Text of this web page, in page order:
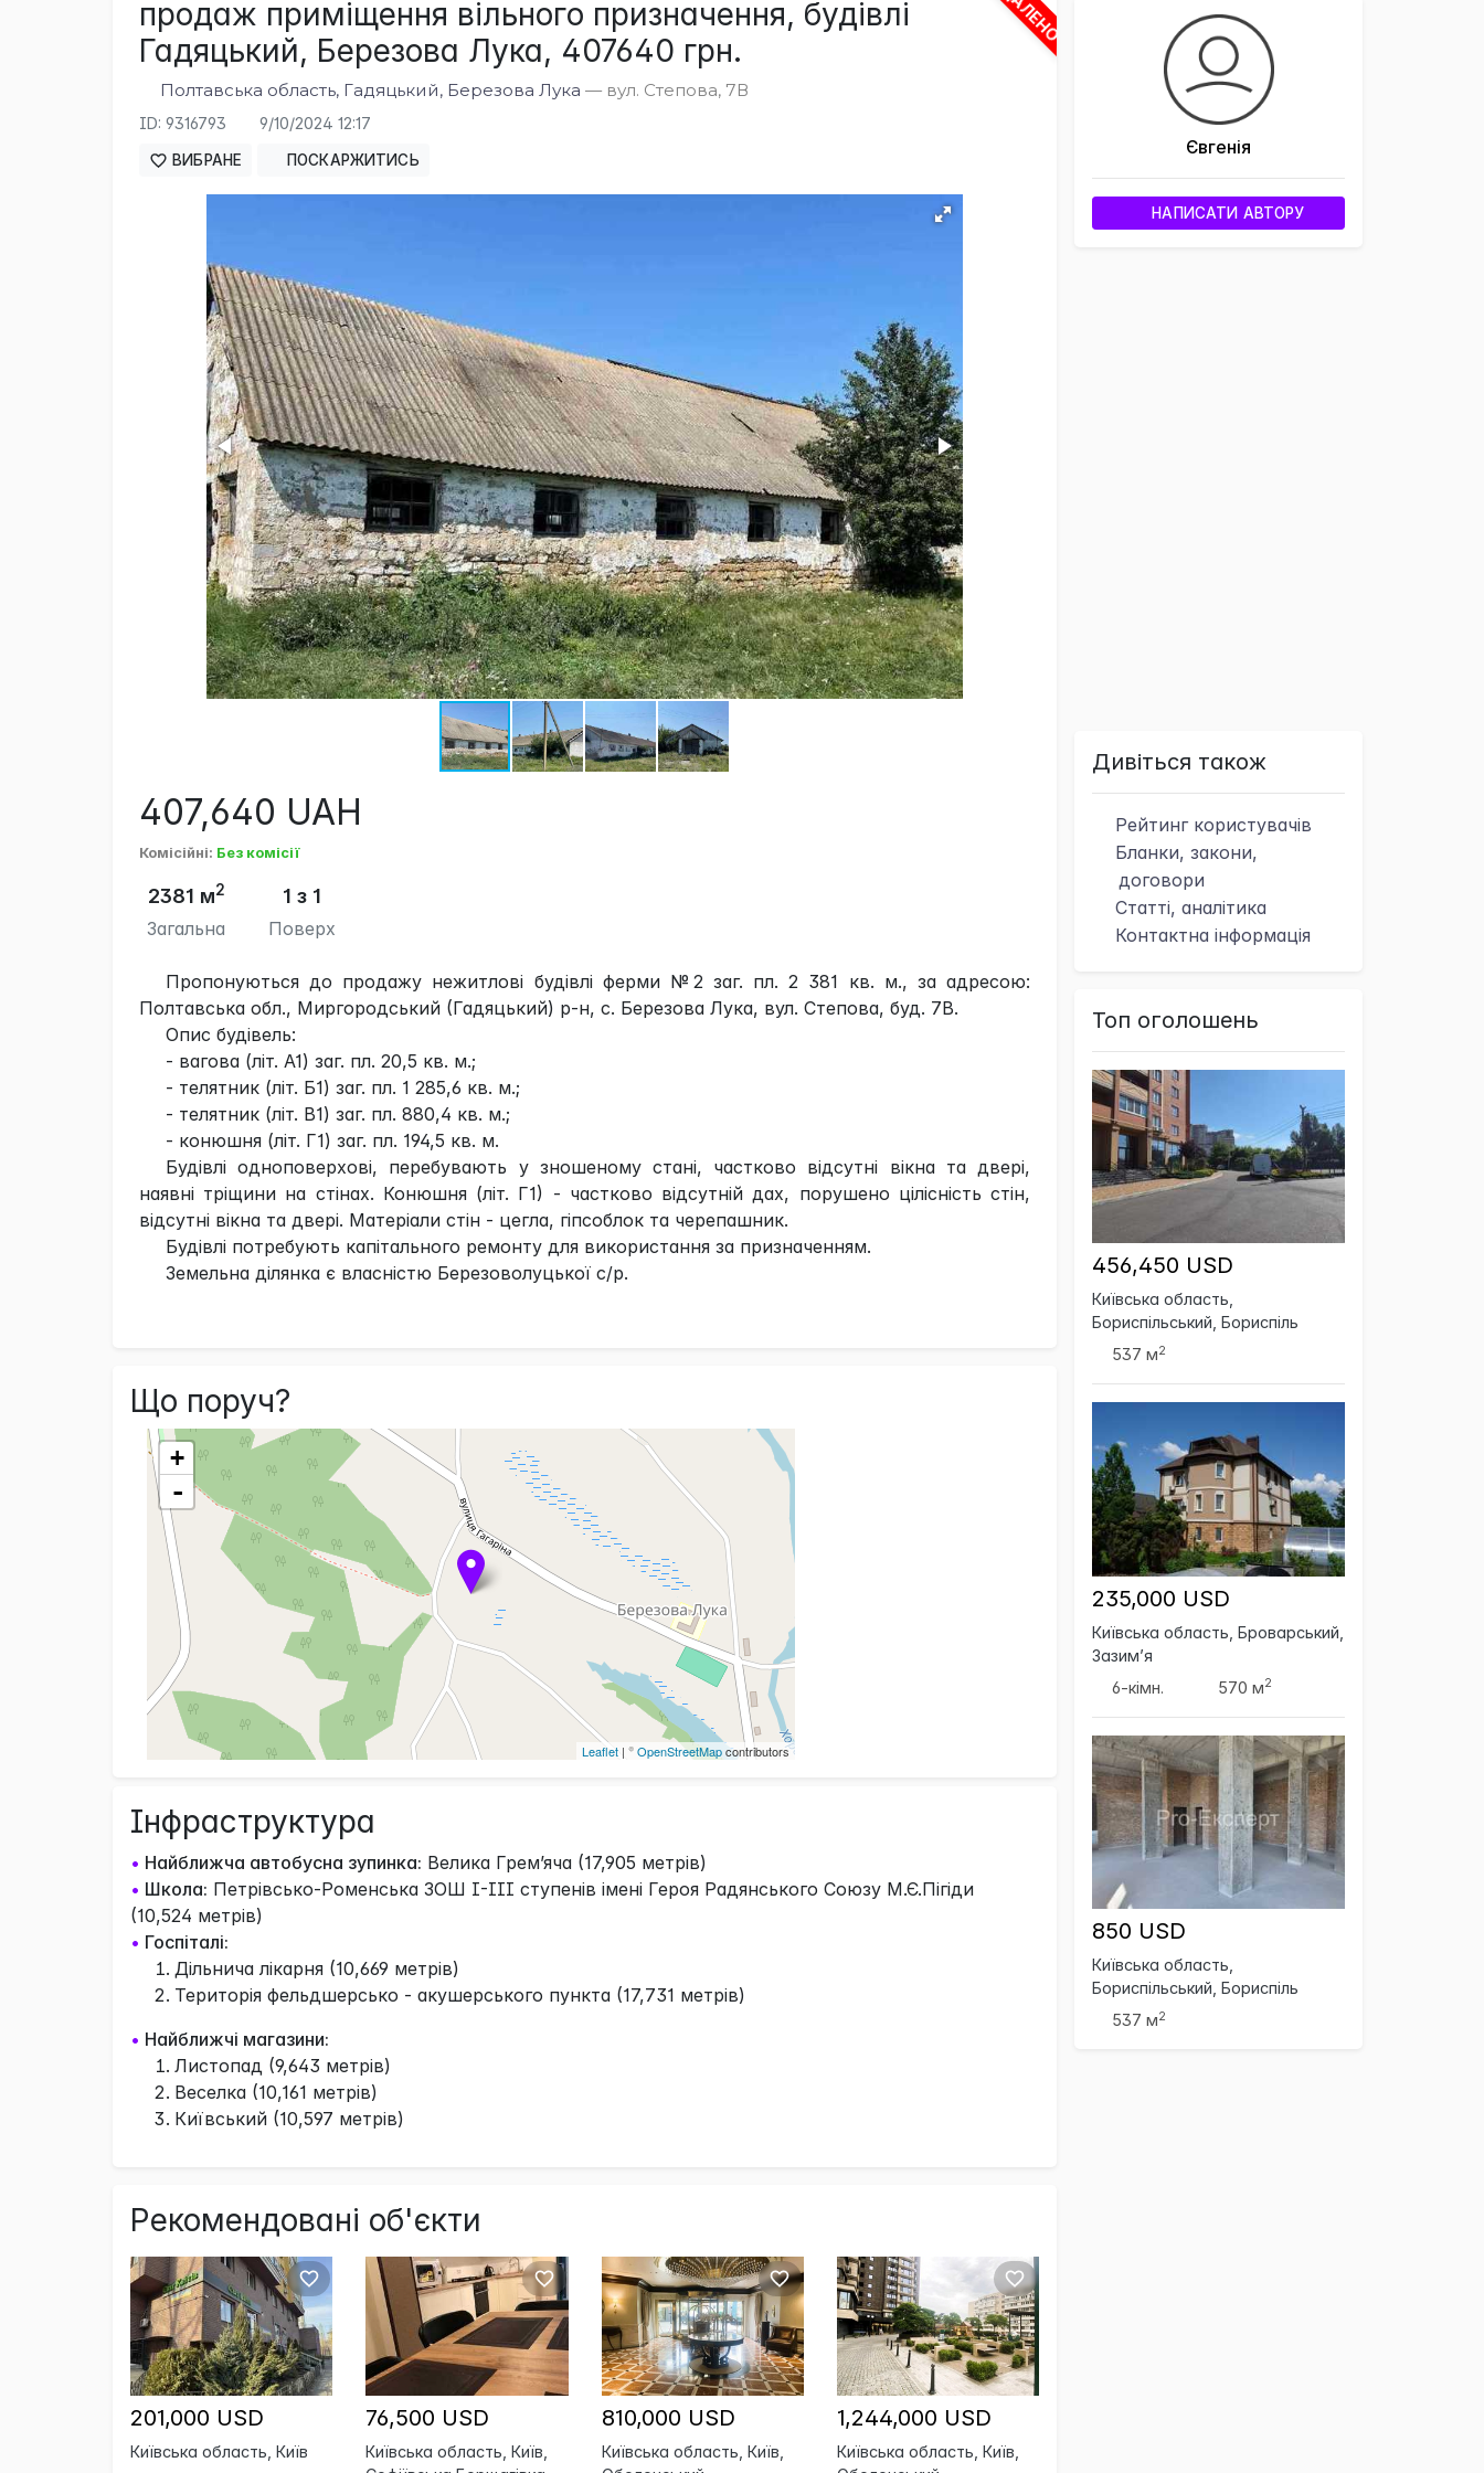
продаж приміщення вільного призначення, будівлі
Гадяцький, Березова Лука, 407640 грн.
Полтавська область, Гадяцький, Березова Лука — вул. Степова, 7В
ID: 9316793 9/10/2024 12:17
ВИБРАНЕ ПОСКАРЖИТИСЬ
407,640 UAH
Комісійні: Без комісії
2381 м2
Загальна
1 з 1
Поверх
Пропонуються до продажу нежитлові будівлі ферми №2 заг. пл. 2 381 кв. м., за адресою:
Полтавська обл., Миргородський (Гадяцький) р-н, с. Березова Лука, вул. Степова, буд. 7В.
Опис будівель:
- вагова (літ. А1) заг. пл. 20,5 кв. м.;
- телятник (літ. Б1) заг. пл. 1 285,6 кв. м.;
- телятник (літ. В1) заг. пл. 880,4 кв. м.;
- конюшня (літ. Г1) заг. пл. 194,5 кв. м.
Будівлі одноповерхові, перебувають у зношеному стані, частково відсутні вікна та двері,
наявні тріщини на стінах. Конюшня (літ. Г1) - частково відсутній дах, порушено цілісність стін,
відсутні вікна та двері. Матеріали стін - цегла, гіпсоблок та черепашник.
Будівлі потребують капітального ремонту для використання за призначенням.
Земельна ділянка є власністю Березоволуцької с/р.
Що поруч?
+
-
Leaflet | ©OpenStreetMapcontributors
Інфраструктура
• Найближча автобусна зупинка: Велика Грем’яча (17,905 метрів)
• Школа: Петрівсько-Роменська ЗОШ I-III ступенів імені Героя Радянського Союзу М.Є.Пігіди
(10,524 метрів)
• Госпіталі:
Дільнича лікарня (10,669 метрів)
Територія фельдшерсько - акушерського пункта (17,731 метрів)
• Найближчі магазини:
Листопад (9,643 метрів)
Веселка (10,161 метрів)
Київський (10,597 метрів)
Рекомендовані об'єкти
201,000 USD
Київська область, Київ
76,500 USD
Київська область, Київ,
810,000 USD
Київська область, Київ,
1,244,000 USD
Київська область, Київ,
Євгенія
НАПИСАТИ АВТОРУ
Дивіться також
Рейтинг користувачів
Бланки, закони,
договори
Статті, аналітика
Контактна інформація
Топ оголошень
456,450 USD
Київська область,
Бориспільський, Бориспіль
537 м2
235,000 USD
Київська область, Броварський,
Зазим’я
6-кімн.
570 м2
850 USD
Київська область,
Бориспільський, Бориспіль
537 м2